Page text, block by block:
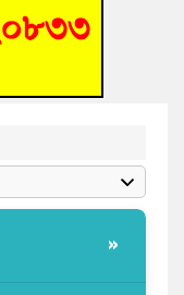
হুমকির অভিযোগ
»